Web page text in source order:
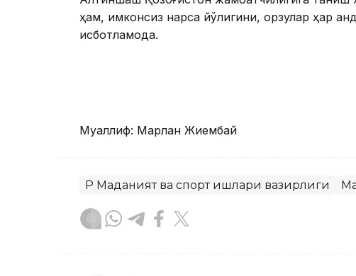
ҳам, имконсиз нарса йўқлигини, орзулар ҳар
исботламоқда.
Муаллиф: Марлан Жиембай
ҚР Маданият ва спорт ишлари вазирлиги